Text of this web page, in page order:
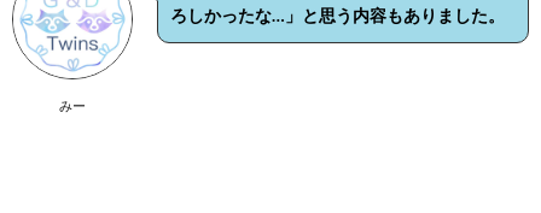
みー
ろしかったな…」と思う内容もありました。